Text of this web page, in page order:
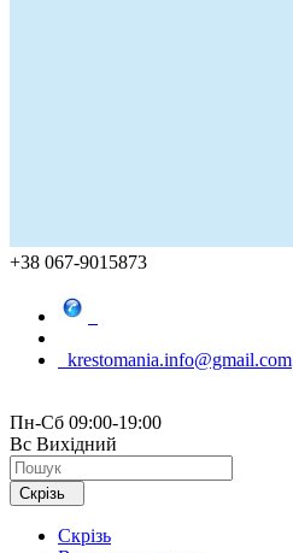
+38 067-9015873
krestomania.info@gmail.com
Пн-Сб 09:00-19:00
Вс Вихідний
Скрізь
Скрізь